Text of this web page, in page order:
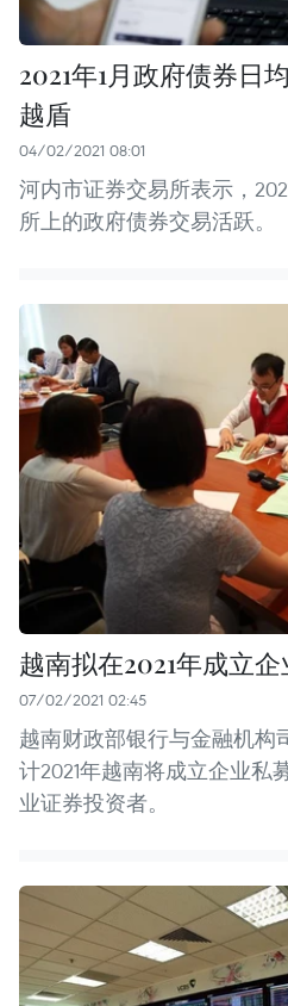
2021年1月政府债券日
越盾
04/02/2021 08:01
河内市证券交易所表示，
所上的政府债券交易活跃。
越南拟在2021年成立
07/02/2021 02:45
越南财政部银行与金融机构
计2021年越南将成立企业私
业证券投资者。